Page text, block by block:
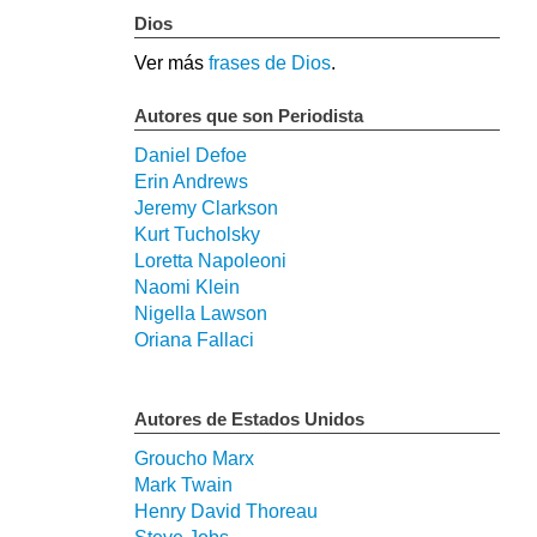
Dios
Ver más frases de Dios.
Autores que son Periodista
Daniel Defoe
Erin Andrews
Jeremy Clarkson
Kurt Tucholsky
Loretta Napoleoni
Naomi Klein
Nigella Lawson
Oriana Fallaci
Autores de Estados Unidos
Groucho Marx
Mark Twain
Henry David Thoreau